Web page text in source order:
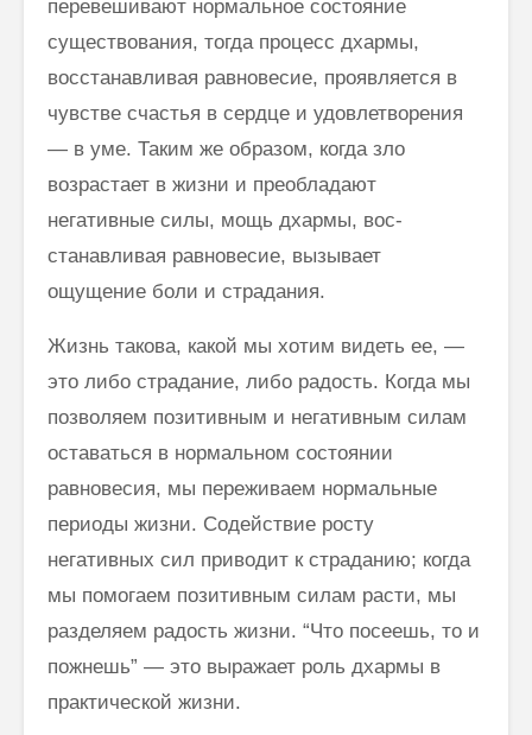
перевешивают нормальное состояние
существования, тогда процесс дхармы,
восстанавливая равновесие, проявляется в
чувстве сча­стья в сердце и удовлетворения
— в уме. Таким же образом, когда зло
возрастает в жизни и преобладают
негативные силы, мощь дхармы, вос­
станавливая равновесие, вызывает
ощущение боли и страдания.
Жизнь такова, какой мы хотим видеть ее, —
это либо страдание, либо радость. Когда мы
позволяем позитивным и негативным силам
оставаться в нормальном состоянии
равновесия, мы переживаем нормальные
пери­оды жизни. Содействие росту
негативных сил приводит к страданию; когда
мы помогаем позитивным силам расти, мы
разделяем радость жиз­ни. “Что посеешь, то и
пожнешь” — это выражает роль дхармы в
прак­тической жизни.